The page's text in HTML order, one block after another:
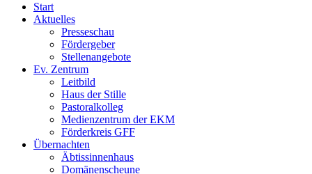
Start
Aktuelles
Presseschau
Fördergeber
Stellenangebote
Ev. Zentrum
Leitbild
Haus der Stille
Pastoralkolleg
Medienzentrum der EKM
Förderkreis GFF
Übernachten
Äbtissinnenhaus
Domänenscheune